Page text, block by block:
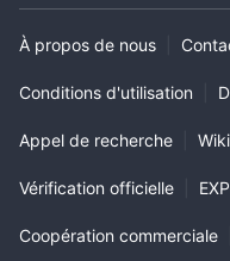
À propos de nous
Conditions d'utilisation
Appel de recherche
Vérification officielle
Coopération commerciale